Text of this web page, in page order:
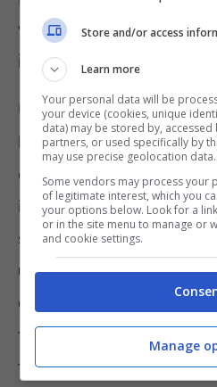
velocemente
in casa
Una volta tolti i
bisognerebbe
di lavaggio termina
indumenti puzzino –
subito se possibile
un’asciugatura
oppure nello stendino
finestra aperta o in
temperatura stabile,
Store and/or access
Learn more
Your personal data will be
your device (cookies, unique
data) may be stored by,
partners, or used specifically by
may use precise geolocation data.
Some vendors may process your
of legitimate interest, which you
your options below. Look for a
or in the site menu to manage or
and cookie settings.
Manage